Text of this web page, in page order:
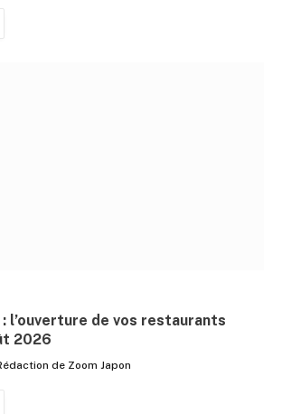
l’ouverture de vos restaurants
2026
de Zoom Japon